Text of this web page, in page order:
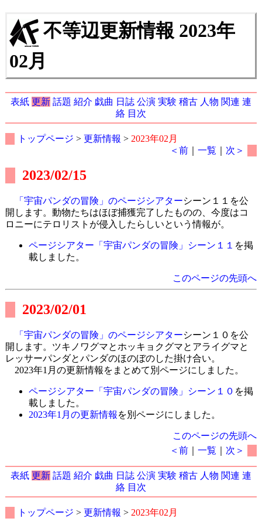
不等辺更新情報 2023年
02月
表紙 更新 話題 紹介 戯曲 日誌 公演 実験 稽古 人物 関連 連
絡 目次
トップページ > 更新情報 > 2023年02月
＜前 ｜一覧 次＞
2023/02/15
「宇宙パンダの冒険」のページシアターシーン１１を公
開します。動物たちはほぼ捕獲完了したものの、今度はコ
ロニーにテロリストが侵入したらしいという情報が。
ページシアター「宇宙パンダの冒険」シーン１１ を掲
載しました。
このページの先頭へ
2023/02/01
「宇宙パンダの冒険」のページシアターシーン１０を公
開します。ツキノワグマとホッキョクグマとアライグマと
レッサーパンダとパンダのほのぼのした掛け合い。
2023年1月の更新情報をまとめて別ページにしました。
ページシアター「宇宙パンダの冒険」シーン１０ を掲
載しました。
2023年1月の更新情報 を別ページにしました。
このページの先頭へ
＜前 ｜一覧 次＞
表紙 更新 話題 紹介 戯曲 日誌 公演 実験 稽古 人物 関連 連
絡 目次
トップページ > 更新情報 > 2023年02月